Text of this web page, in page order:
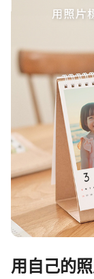
用自己的